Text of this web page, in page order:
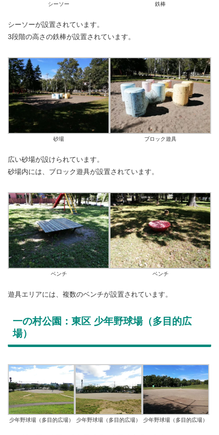
シーソー 鉄棒
シーソーが設置されています。
3段階の高さの鉄棒が設置されています。
砂場 ブロック遊具
広い砂場が設けられています。
砂場内には、ブロック遊具が設置されています。
ベンチ ベンチ
遊具エリアには、複数のベンチが設置されています。
一の村公園：東区 少年野球場（多目的広
場）
少年野球場（多目的広場） 少年野球場（多目的広場） 少年野球場（多目的広場）